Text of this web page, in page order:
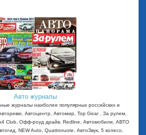
Авто журналы
журналы наиболее популярных российских и
Автоцентр, Автомир, Top Gear , За рулем,
Club, Офф-роуд драйв, Redline, Автомобили, АВТО
NEW Auto, Quattroruote, АвтоЗвук, 5 колесо,